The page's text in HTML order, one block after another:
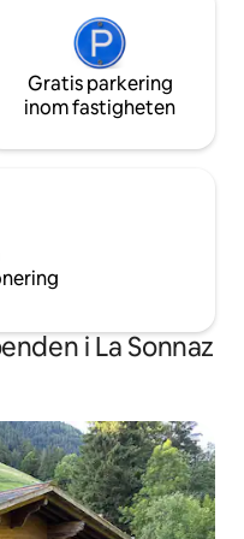
och
Gratis parkering
inom fastigheten
i La Sonnaz